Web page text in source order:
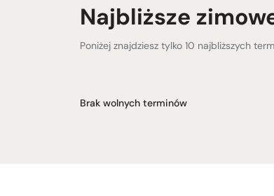
Najbliższe
Poniżej znajdziesz tylko 10 najbliższych
Brak wolnych terminów